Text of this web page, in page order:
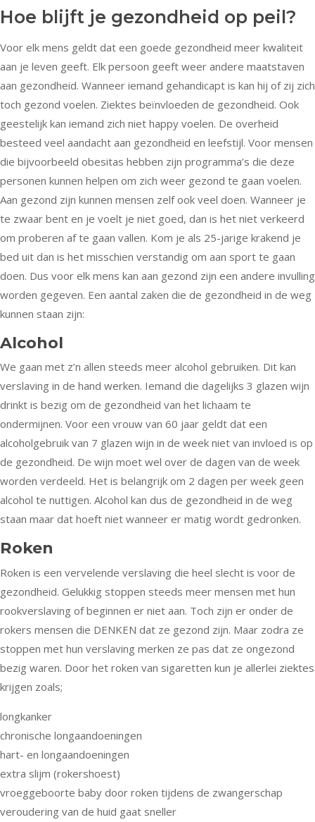
Hoe blijft je gezondheid op peil?
Voor elk mens geldt dat een goede gezondheid meer kwaliteit
aan je leven geeft. Elk persoon geeft weer andere maatstaven
aan gezondheid. Wanneer iemand gehandicapt is kan hij of zij zich
toch gezond voelen. Ziektes beïnvloeden de gezondheid. Ook
geestelijk kan iemand zich niet happy voelen. De overheid
besteed veel aandacht aan gezondheid en leefstijl. Voor mensen
die bijvoorbeeld obesitas hebben zijn programma’s die deze
personen kunnen helpen om zich weer gezond te gaan voelen.
Aan gezond zijn kunnen mensen zelf ook veel doen. Wanneer je
te zwaar bent en je voelt je niet goed, dan is het niet verkeerd
om proberen af te gaan vallen. Kom je als 25-jarige krakend je
bed uit dan is het misschien verstandig om aan sport te gaan
doen. Dus voor elk mens kan aan gezond zijn een andere invulling
worden gegeven. Een aantal zaken die de gezondheid in de weg
kunnen staan zijn:
Alcohol
We gaan met z’n allen steeds meer alcohol gebruiken. Dit kan
verslaving in de hand werken. Iemand die dagelijks 3 glazen wijn
drinkt is bezig om de gezondheid van het lichaam te
ondermijnen. Voor een vrouw van 60 jaar geldt dat een
alcoholgebruik van 7 glazen wijn in de week niet van invloed is op
de gezondheid. De wijn moet wel over de dagen van de week
worden verdeeld. Het is belangrijk om 2 dagen per week geen
alcohol te nuttigen. Alcohol kan dus de gezondheid in de weg
staan maar dat hoeft niet wanneer er matig wordt gedronken.
Roken
Roken is een vervelende verslaving die heel slecht is voor de
gezondheid. Gelukkig stoppen steeds meer mensen met hun
rookverslaving of beginnen er niet aan. Toch zijn er onder de
rokers mensen die DENKEN dat ze gezond zijn. Maar zodra ze
stoppen met hun verslaving merken ze pas dat ze ongezond
bezig waren. Door het roken van sigaretten kun je allerlei ziektes
krijgen zoals;
longkanker
chronische longaandoeningen
hart- en longaandoeningen
extra slijm (rokershoest)
vroeggeboorte baby door roken tijdens de zwangerschap
veroudering van de huid gaat sneller